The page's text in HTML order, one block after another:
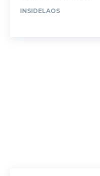
INSIDELAOS